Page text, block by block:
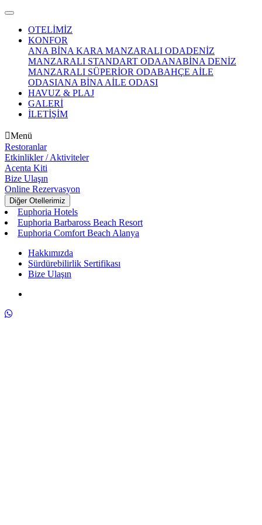
OTELİMİZ
KONFOR
ANA BINA KARA MANZARALI ODADENIZ
MANZARALI STANDART ODAANABINA DENIZ
MANZARALI SÜPERIOR ODABAHÇE AILE
ODASIANA BINA AILE ODASI
HAVUZ & PLAJ
GALERİ
İLETİŞİM
Menü
Restoranlar
Etkinlikler / Aktiviteler
Acenta Kiti
Bize Ulaşın
Online Rezervasyon
Diğer Otellerimiz
Euphoria Hotels
Euphoria Barbaross Beach Resort
Euphoria Comfort Beach Alanya
Hakkımızda
Sürdürebilirlik Sertifikası
Bize Ulaşın